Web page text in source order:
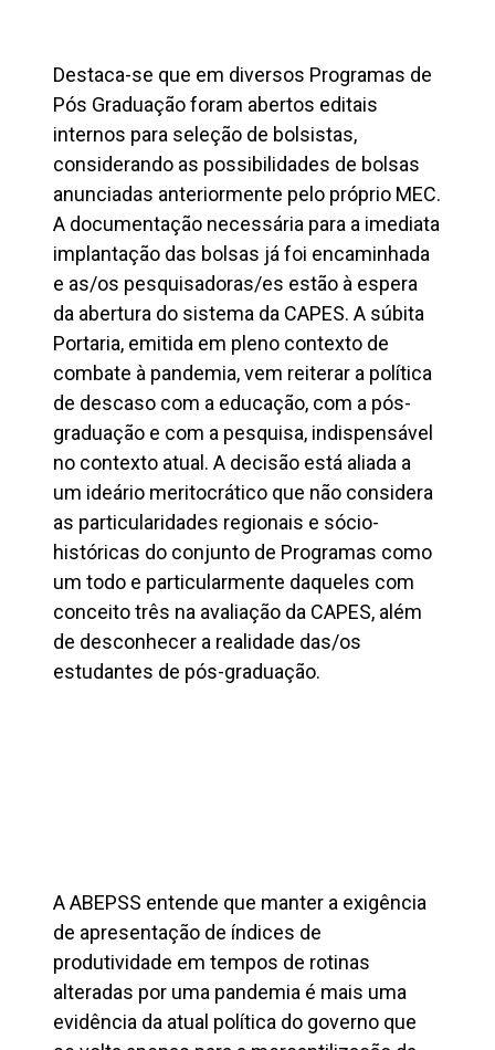
Destaca-se que em diversos Programas de
Pós Graduação foram abertos editais
internos para seleção de bolsistas,
considerando as possibilidades de bolsas
anunciadas anteriormente pelo próprio MEC.
A documentação necessária para a imediata
implantação das bolsas já foi encaminhada
e as/os pesquisadoras/es estão à espera
da abertura do sistema da CAPES. A súbita
Portaria, emitida em pleno contexto de
combate à pandemia, vem reiterar a política
de descaso com a educação, com a pós-
graduação e com a pesquisa, indispensável
no contexto atual. A decisão está aliada a
um ideário meritocrático que não considera
as particularidades regionais e sócio-
históricas do conjunto de Programas como
um todo e particularmente daqueles com
conceito três na avaliação da CAPES, além
de desconhecer a realidade das/os
estudantes de pós-graduação.
A ABEPSS entende que manter a exigência
de apresentação de índices de
produtividade em tempos de rotinas
alteradas por uma pandemia é mais uma
evidência da atual política do governo que